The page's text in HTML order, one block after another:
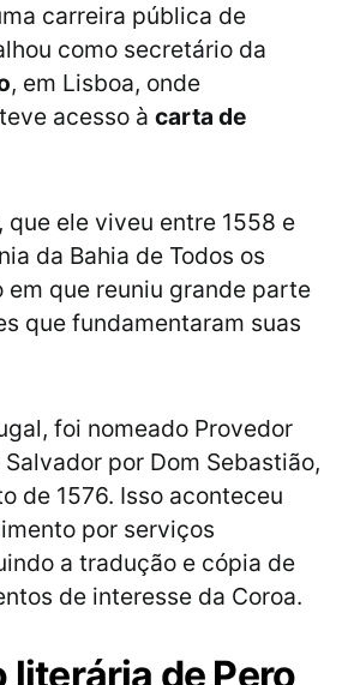
carreira pública de
como secretário da
, em Lisboa, onde
acesso à carta de
que ele viveu entre 1558 e
da Bahia de Todos os
em que reuniu grande parte
que fundamentaram suas
foi nomeado Provedor
por Dom Sebastião,
de 1576. Isso aconteceu
por serviços
a tradução e cópia de
de interesse da Coroa.
literária de Pero